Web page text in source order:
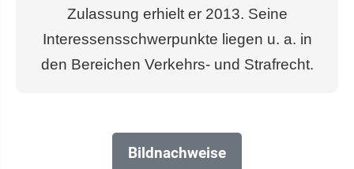
Zulassung erhielt er 2013. Seine
Interessensschwerpunkte liegen u. a. in
den Bereichen Verkehrs- und Strafrecht.
Bildnachweise